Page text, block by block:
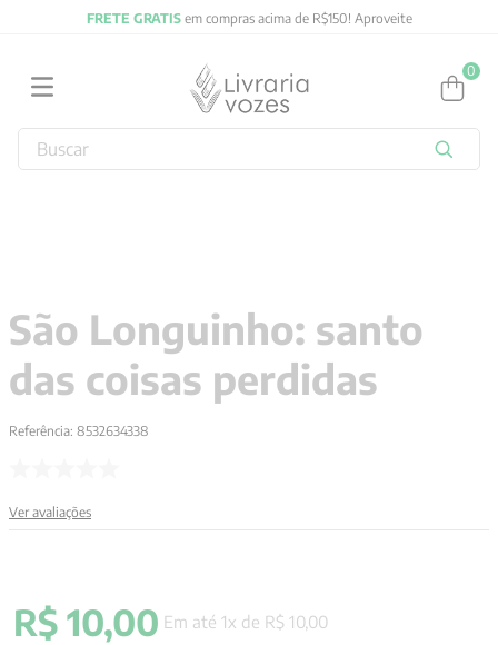
FRETE GRATISem compras acima de R$150! Aproveite
0
Buscar
São Longuinho: santo
das coisas perdidas
Referência: 8532634338
Ver avaliações
R$ 10,00 Em até 1x de R$ 10,00
4º
5º byung chul han